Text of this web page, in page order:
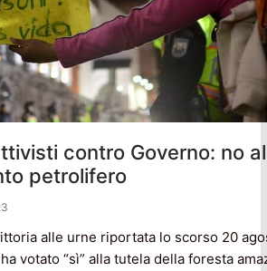
contro Governo: no
petrolifero
alle urne riportata lo scorso 20
votato “sì” alla tutela della foresta